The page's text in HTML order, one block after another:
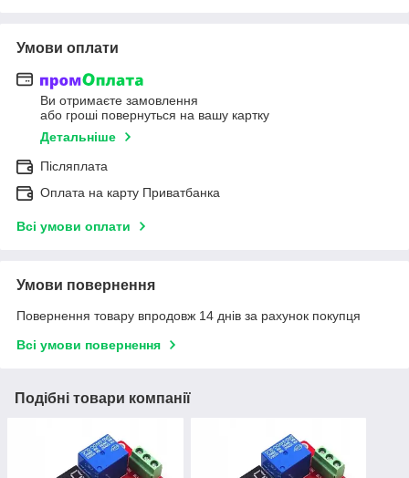
Умови оплати
Ви отримаєте замовлення
або гроші повернуться на вашу картку
Детальніше
Післяплата
Оплата на карту Приватбанка
Всі умови оплати
Умови повернення
Повернення товару впродовж 14 днів за рахунок покупця
Всі умови повернення
Подібні товари компанії